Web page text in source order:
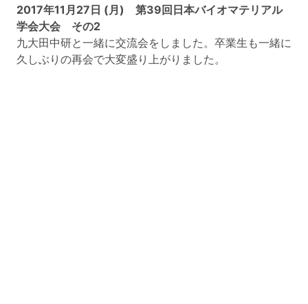
2017年11月27日 (月) 第39回日本バイオマテリアル
学会大会 その2
九大田中研と一緒に交流会をしました。卒業生も一緒に
久しぶりの再会で大変盛り上がりました。